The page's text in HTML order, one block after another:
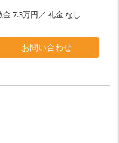
7.3万円／ 礼金 なし
お問い合わせ